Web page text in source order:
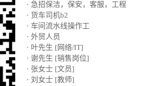
· 急招保洁，保安，客服，工程
· 货车司机b2
· 车间流水线操作工
· 外贸人员
· 叶先生 [网络/IT]
· 谢先生 [销售岗位]
· 张女士 [文员]
· 刘女士 [教师]